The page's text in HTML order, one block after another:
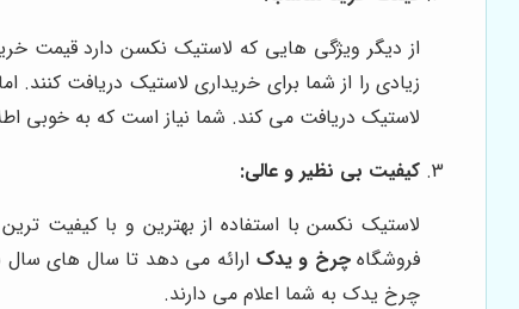
از دیگر ویژگی هایی که لاستیک نکسن دارد قیمت
زیادی را از شما برای خریداری لاستیک دریافت کنند.
لاستیک دریافت می کند. شما نیاز است که به خوبی
کیفیت بی نظیر و عالی:
لاستیک نکسن با استفاده از بهترین و با کیفیت
فروشگاهچرخ و یدک ارائه می دهد تا سال های سال
چرخ یدک به شما اعلام می دارند.